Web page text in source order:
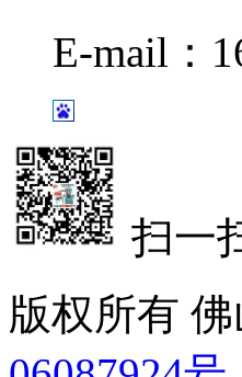
E-mail：
扫一
版权所有